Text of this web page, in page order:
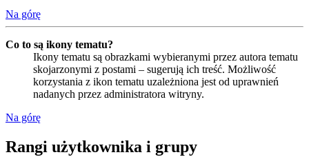
Na górę
Co to są ikony tematu?
Ikony tematu są obrazkami wybieranymi przez autora tematu
skojarzonymi z postami – sugerują ich treść. Możliwość
korzystania z ikon tematu uzależniona jest od uprawnień
nadanych przez administratora witryny.
Na górę
Rangi użytkownika i grupy